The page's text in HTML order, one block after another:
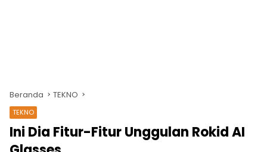
Beranda TEKNO
TEKNO
Ini Dia Fitur-Fitur Unggulan Rokid AI